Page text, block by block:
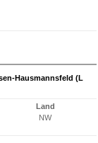
Hausmannsfeld (L
Land
NW